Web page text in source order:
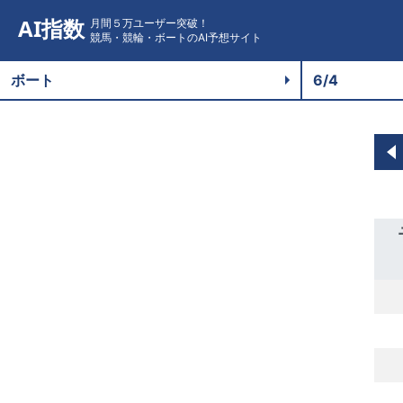
AI指数 月間５万ユーザー突破！
競馬・競輪・ボートのAI予想サイト